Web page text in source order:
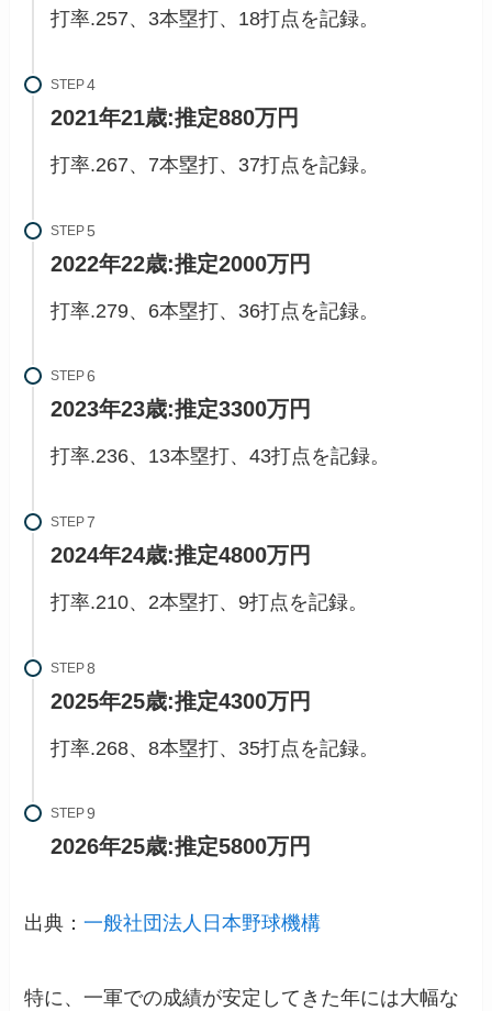
打率.257、3本塁打、18打点を記録。
STEP
2021年21歳:推定880万円
打率.267、7本塁打、37打点を記録。
STEP
2022年22歳:推定2000万円
打率.279、6本塁打、36打点を記録。
STEP
2023年23歳:推定3300万円
打率.236、13本塁打、43打点を記録。
STEP
2024年24歳:推定4800万円
打率.210、2本塁打、9打点を記録。
STEP
2025年25歳:推定4300万円
打率.268、8本塁打、35打点を記録。
STEP
2026年25歳:推定5800万円
出典：一般社団法人日本野球機構
特に、一軍での成績が安定してきた年には大幅な